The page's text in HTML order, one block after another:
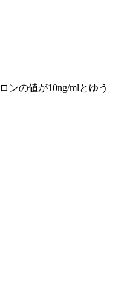
ンの値が10ng/mlとゆう